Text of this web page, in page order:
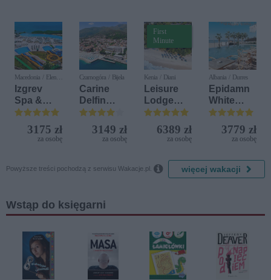
Macedonia / Elen
Kamen
Izgrev
Spa &
Aquapark
3175 zł
za osobę
Czarnogóra / Bijela
Carine
Delfin
Bijela (ex.
Iberostar
Bijela
3149 zł
za osobę
First
Minute
Kenia / Diani
Leisure
Lodge
Beach &
Golf
Resort by
Diamonds
6389 zł
za osobę
Albania / Durres
Epidamn
White
Sensation
3779 zł
za osobę
Powyższe treści pochodzą z serwisu Wakacje.pl.  więcej wakacji
Wstąp do księgarni